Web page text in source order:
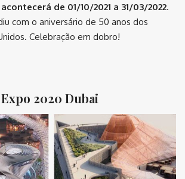
de 01/10/2021 a 31/03/2022.
com o aniversário de 50 anos dos
Celebração em dobro!
2020 Dubai